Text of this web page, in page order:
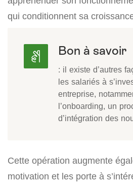
qui conditionnent sa
Bon à savoir
: il existe d’autres
les salariés à
entreprise,
l’onboarding, un
d’intégration des
Cette opération augmente
motivation et les porte à